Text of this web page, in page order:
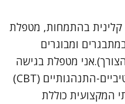
קלינית בהתמחות, מטפלת
ומבוגרים
מטפלת בגישה
דינמית, בשילוב עם כלים קוגניטיביים-התנהגותיים (CBT)
המקצועית כוללת